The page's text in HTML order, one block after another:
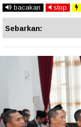
bacakan stop
Sebarkan: